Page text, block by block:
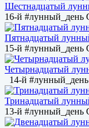
Шестнадцатый
16-й #лунный_день
Пятнадцатый
15-й #лунный_день
Четырнадцатый
14-й
Тринадцатый
13-й #лунный_день